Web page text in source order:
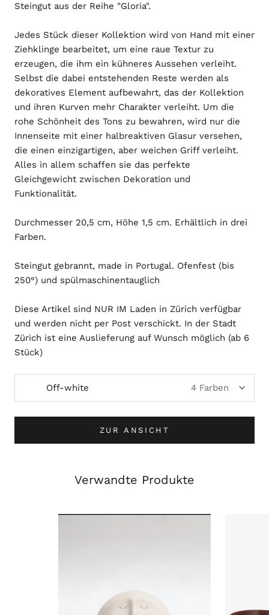
Steingut aus der Reihe "Gloria".
Jedes Stück dieser Kollektion wird von Hand mit einer
Ziehklinge bearbeitet, um eine raue Textur zu
erzeugen, die ihm ein kühneres Aussehen verleiht.
Selbst die dabei entstehenden Reste werden als
dekoratives Element aufbewahrt, das der Kollektion
und ihren Kurven mehr Charakter verleiht. Um die
rohe Schönheit des Tons zu bewahren, wird nur die
Innenseite mit einer halbreaktiven Glasur versehen,
die einen einzigartigen, aber weichen Griff verleiht.
Alles in allem schaffen sie das perfekte
Gleichgewicht zwischen Dekoration und
Funktionalität.
Durchmesser 20,5 cm, Höhe 1,5 cm. Erhältlich in drei
Farben.
Steingut gebrannt, made in Portugal. Ofenfest (bis
250°) und spülmaschinentauglich
Diese Artikel sind NUR IM Laden in Zürich verfügbar
und werden nicht per Post verschickt. In der Stadt
Zürich ist eine Auslieferung auf Wunsch möglich (ab 6
Stück)
Off-white 4 Farben
ZUR ANSICHT
Verwandte Produkte